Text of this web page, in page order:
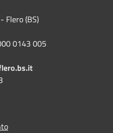
Flero (BS)
0143 005